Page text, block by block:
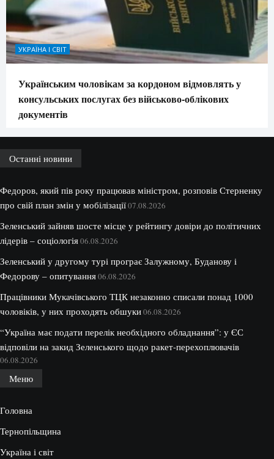
УКРАЇНА І СВІТ
Українським чоловікам за кордоном відмовлять у
консульських послугах без військово-облікових
документів
Останні новини
Федоров, який пів року працював міністром, розповів Стерненку
про свій план змін у мобілізації07.08.2026
Зеленський зайняв шосте місце у рейтингу довіри до політичних
лідерів – соціологія06.08.2026
Зеленський у другому турі програє Залужному, Буданову і
Федорову – опитування06.08.2026
Працівники Мукачівського ТЦК незаконно списали понад 1000
чоловіків, у них проходять обшуки06.08.2026
“Україна має подати перелік необхідного обладнання”: у ЄС
відповіли на закид Зеленського щодо ракет-перехоплювачів
06.08.2026
Меню
Головна
Тернопільщина
Україна і світ